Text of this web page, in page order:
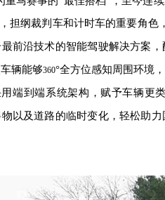
担纲裁判车和计时车的重要角色
前沿技术的智能驾驶解决方案，
辆能够360°全方位感知周围环境
用端到端系统架构，赋予车辆更
以及道路的临时变化，轻松助